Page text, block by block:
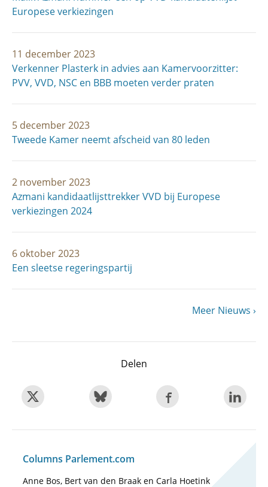
Europese verkiezingen
11 december 2023
Verkenner Plasterk in advies aan Kamervoorzitter:
PVV, VVD, NSC en BBB moeten verder praten
5 december 2023
Tweede Kamer neemt afscheid van 80 leden
2 november 2023
Azmani kandidaatlijsttrekker VVD bij Europese
verkiezingen 2024
6 oktober 2023
Een sleetse regeringspartij
Volgende
Meer Nieuws
Delen
Columns Parlement.com
Anne Bos, Bert van den Braak en Carla Hoetink